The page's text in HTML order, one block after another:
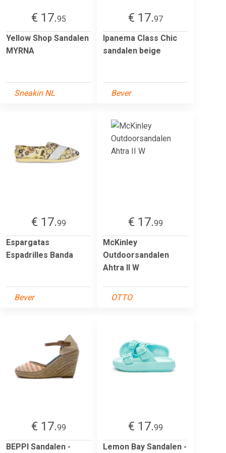
€ 17.95
Yellow Shop Sandalen
MYRNA
Sneakin NL
€ 17.97
Ipanema Class Chic
sandalen beige
Bever
€ 17.99
Espargatas
Espadrilles Banda
Bever
€ 17.99
McKinley
Outdoorsandalen
Ahtra II W
OTTO
€ 17.99
BEPPI Sandalen -
€ 17.99
Lemon Bay Sandalen -